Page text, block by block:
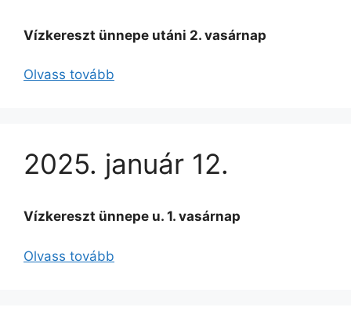
Vízkereszt ünnepe utáni 2. vasárnap
Olvass tovább
2025. január 12.
Vízkereszt ünnepe u. 1. vasárnap
Olvass tovább